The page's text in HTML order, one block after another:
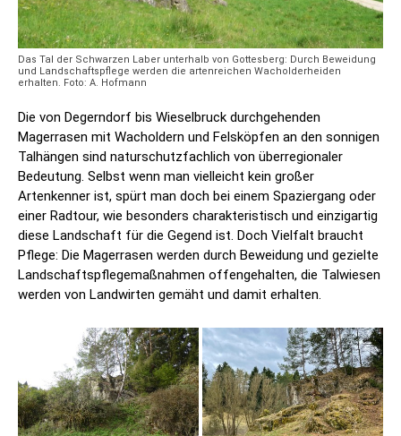
Das Tal der Schwarzen Laber unterhalb von Gottesberg: Durch Beweidung
und Landschaftspflege werden die artenreichen Wacholderheiden
erhalten. Foto: A. Hofmann
Die von Degerndorf bis Wieselbruck durchgehenden
Magerrasen mit Wacholdern und Felsköpfen an den sonnigen
Talhängen sind naturschutzfachlich von überregionaler
Bedeutung. Selbst wenn man vielleicht kein großer
Artenkenner ist, spürt man doch bei einem Spaziergang oder
einer Radtour, wie besonders charakteristisch und einzigartig
diese Landschaft für die Gegend ist. Doch Vielfalt braucht
Pflege: Die Magerrasen werden durch Beweidung und gezielte
Landschaftspflegemaßnahmen offengehalten, die Talwiesen
werden von Landwirten gemäht und damit erhalten.